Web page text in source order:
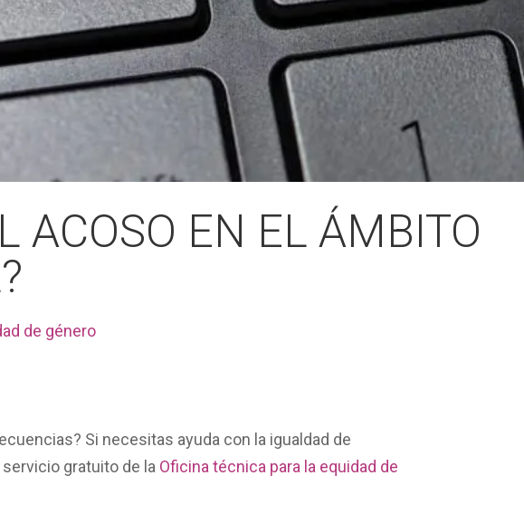
ACOSO EN EL ÁMBITO
de género
Si necesitas ayuda con la igualdad de
servicio gratuito de la Oficina técnica para la equidad de